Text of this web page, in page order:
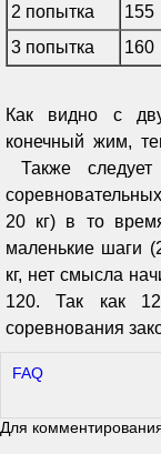
2 попытка
155
3 попытка
160
Как видно с
конечный жим,
Также
20 кг) в то
маленькие шаги
кг, нет смысла
120. Так как
соревнования
FAQ
Для